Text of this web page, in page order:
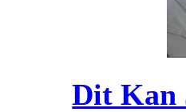
Dit Kan